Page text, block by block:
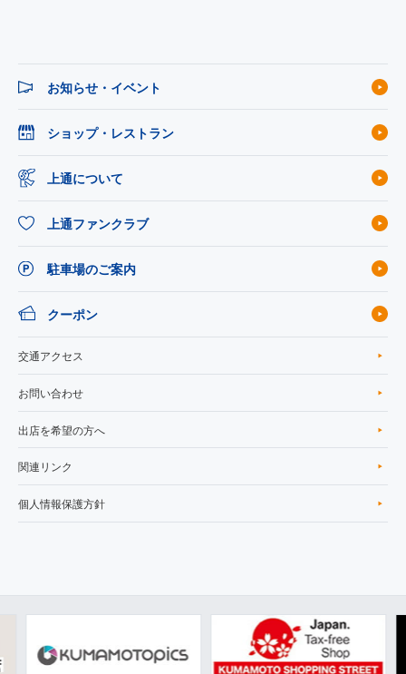
お知らせ・イベント
ショップ・レストラン
上通について
上通ファンクラブ
駐車場のご案内
クーポン
交通アクセス
お問い合わせ
出店を希望の方へ
関連リンク
個人情報保護方針